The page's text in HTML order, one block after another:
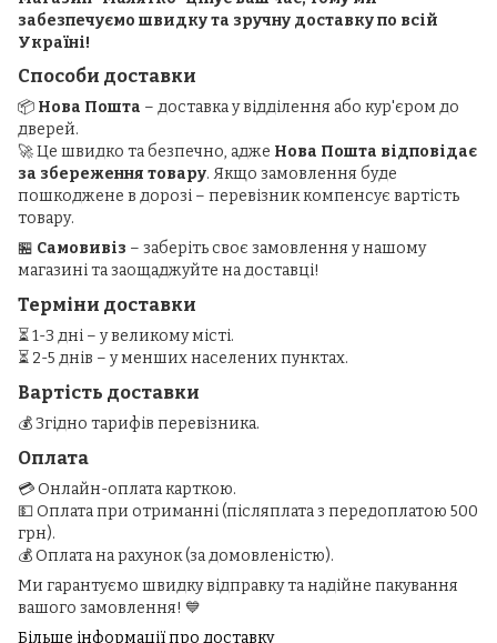
забезпечуємо швидку та зручну доставку по всій
Україні!
Способи доставки
📦 Нова Пошта – доставка у відділення або кур'єром до
дверей.
🚀 Це швидко та безпечно, адже Нова Пошта відповідає
за збереження товару. Якщо замовлення буде
пошкоджене в дорозі – перевізник компенсує вартість
товару.
🏪 Самовивіз – заберіть своє замовлення у нашому
магазині та заощаджуйте на доставці!
Терміни доставки
⏳ 1-3 дні – у великому місті.
⏳ 2-5 днів – у менших населених пунктах.
Вартість доставки
💰 Згідно тарифів перевізника.
Оплата
💳 Онлайн-оплата карткою.
💵 Оплата при отриманні (післяплата з передоплатою 500
грн).
💰 Оплата на рахунок (за домовленістю).
Ми гарантуємо швидку відправку та надійне пакування
вашого замовлення! 💙
Більше інформації про доставку